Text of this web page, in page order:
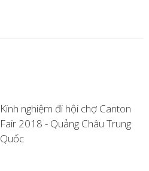
Kinh nghiệm đi hội chợ Canton
Fair 2018 - Quảng Châu Trung
Quốc